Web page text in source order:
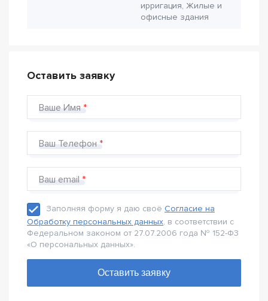
ирригация, Жилые и
офисные здания
Оставить заявку
Ваше Имя
Ваш Телефон
Ваш email
Заполняя форму я даю своё Согласие на
Обработку персональных данных, в соответствии с
Федеральном законом от 27.07.2006 года № 152-Ф3
«О персональных данных».